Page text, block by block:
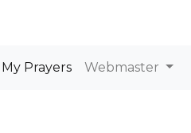
My Prayers Webmaster